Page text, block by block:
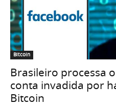
Bitcoin
Brasileiro processa
conta invadida por
Bitcoin